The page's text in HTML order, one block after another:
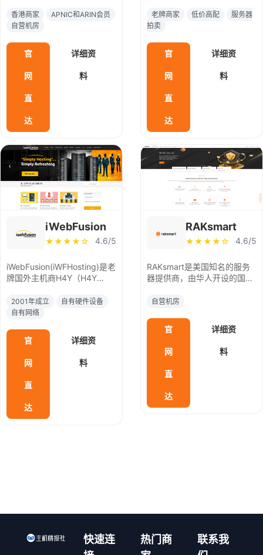
印度尼西亚 保加利亚
格鲁吉亚 以色列
港政府授予的商业登记证明，
有香港和美国自营机房，主要
服务器，以及美国大带宽服务
器、香港高防服务器、美国高
香港商家
APNIC和ARIN会员
自营机房
官
网
直
达
详细资
料
便宜国外服务器闻名。机房包
含德国的纽伦堡、
因），芬兰的赫尔辛基，美国
的Ashburn（弗吉尼亚州）、
俄勒冈州希尔斯(Hillsboro)等
老牌商家 低价高配
服务器
拍卖
官
网
直
达
详细资
料
iWebFusion
★★★★☆ 4.6/5
iWebFusion(iWFHosting)是老
牌国外主机商H4Y（H4Y
点，曾用域名
iwfhosting.net，成立于2001
及独立服务器租用等，自有设
备、硬件和网络（AS
2001年成立
自有硬件设备
自有网络
官
网
直
达
详细资
料
RAKsmart
★★★★☆ 4.6/5
RAKsmart是美国知名的服务
器提供商，由华人开设的国外
供多个国家和地区的服务器和
站群服务器、美国cn2服务
器、香港服务器等热门产品。
支持支付宝付款，电信、联通
直连，速度快的一流，有中文
客服，24小时提供服务支持。
自营机房
官
网
直
达
详细资
料
快速连
热门商
联系我